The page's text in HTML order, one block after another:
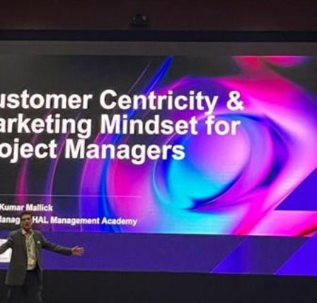
Shivaraddi
January 15, 2026